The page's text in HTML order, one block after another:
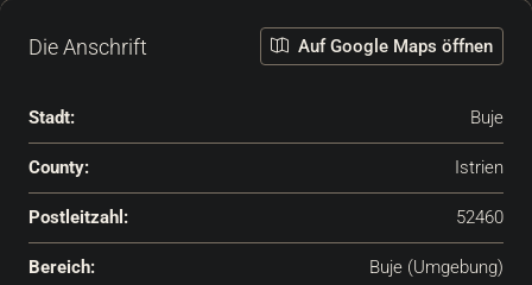
Die Anschrift Auf Google Maps öffnen
Stadt: Buje
County: Istrien
Postleitzahl: 52460
Bereich: Buje (Umgebung)